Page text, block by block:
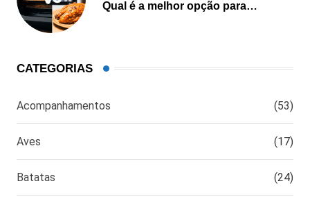
Qual é a melhor opção para
CATEGORIAS
Acompanhamentos (53)
Aves (17)
Batatas (24)